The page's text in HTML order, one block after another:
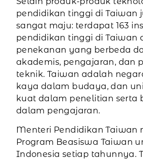
pendidikan tinggi di Taiwan
sangat maju: terdapat 163
pendidikan tinggi di Taiwan
penekanan yang berbeda
akademis, pengajaran, dan
teknik. Taiwan adalah
kaya dalam budaya, dan
kuat dalam penelitian serta
dalam pengajaran.
Menteri Pendidikan Taiwan
Program Beasiswa Taiwan
Indonesia setiap tahunnya.